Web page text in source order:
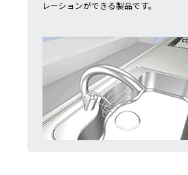
レーションができる製品です。